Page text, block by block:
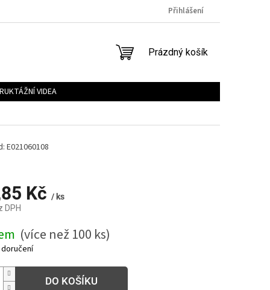
Přihlášení
NÁKUPNÍ
Prázdný košík
VIDEA
E021060108
Kč / ks
DPH
(více než 100 ks)
DO KOŠÍKU